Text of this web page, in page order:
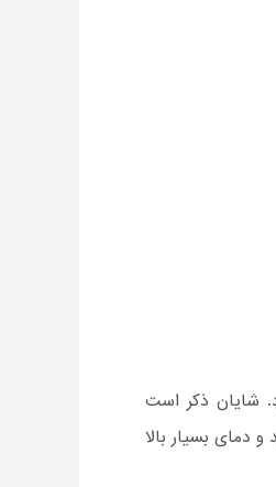
شایان ذکر است
دمای بسیار بالا